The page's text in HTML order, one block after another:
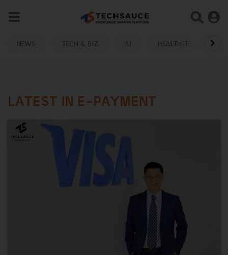
NEWS TECH & BIZ AI HEALTHTECH
LATEST IN E-PAYMENT